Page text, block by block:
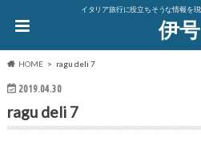
イタリア旅行に役立ちそうな情報を
伊号
HOME ragu deli 7
2019.04.30
ragu deli 7